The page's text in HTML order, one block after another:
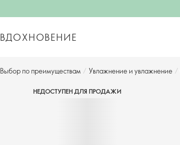
ВДОХНОВЕНИЕ
Выбор по преимуществам / Увлажнение и увлажнение /
НЕДОСТУПЕН ДЛЯ ПРОДАЖИ